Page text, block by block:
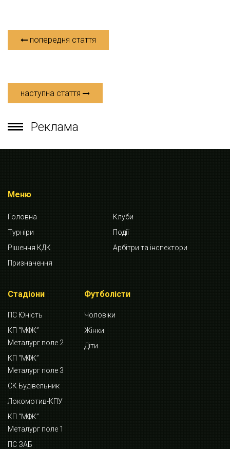
попередня стаття
наступна стаття
Реклама
Меню
Головна
Клуби
Турніри
Події
Рішення КДК
Арбітри та інспектори
Призначення
Стадіони
ПС Юність
КП “МФК”
Металург поле 2
КП “МФК”
Металург поле 3
СК Будівельник
Локомотив-КПУ
КП “МФК”
Металург поле 1
ПС ЗАБ
Футболісти
Чоловіки
Жінки
Діти